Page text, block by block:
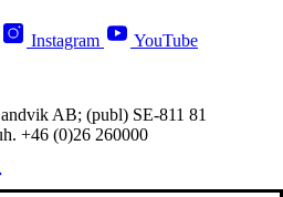
Instagram YouTube
AB; (publ) SE-811 81
+46 (0)26 260000